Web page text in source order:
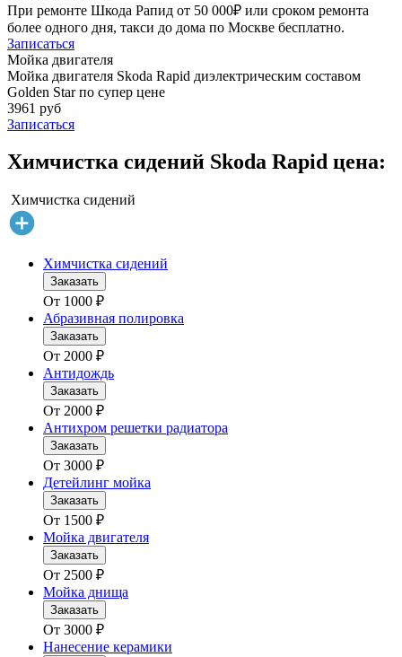
При ремонте Шкода Рапид от 50 000₽ или сроком ремонта
более одного дня, такси до дома по Москве бесплатно.
Записаться
Мойка двигателя
Мойка двигателя Skoda Rapid диэлектрическим составом
Golden Star по супер цене
3961 руб
Записаться
Химчистка сидений Skoda Rapid цена:
Химчистка сидений
Химчистка сидений
Заказать
От 1000 ₽
Абразивная полировка
Заказать
От 2000 ₽
Антидождь
Заказать
От 2000 ₽
Антихром решетки радиатора
Заказать
От 3000 ₽
Детейлинг мойка
Заказать
От 1500 ₽
Мойка двигателя
Заказать
От 2500 ₽
Мойка днища
Заказать
От 3000 ₽
Нанесение керамики